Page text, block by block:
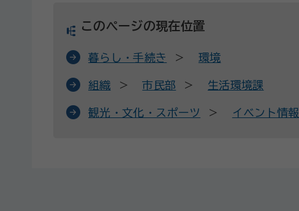
このページの現在位置
暮らし・手続き 環境
組織 市民部 生活環境課
観光・文化・スポーツ イベント情報